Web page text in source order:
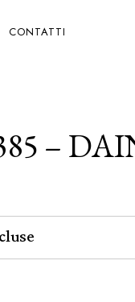
CONTATTI
–